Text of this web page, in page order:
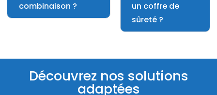
combinaison ?
un coffre de
sûreté ?
Découvrez nos solutions
adaptées